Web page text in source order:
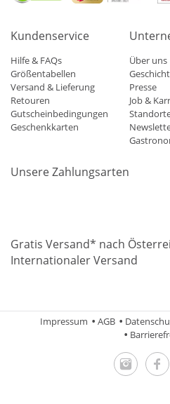
Kundenservice
Hilfe & FAQs
Größentabellen
Versand & Lieferung
Retouren
Gutscheinbedingungen
Geschenkkarten
Über uns
Presse
Job &
Unsere Zahlungsarten
Gratis Versand* nach
Internationaler Versand
Impressum AGB